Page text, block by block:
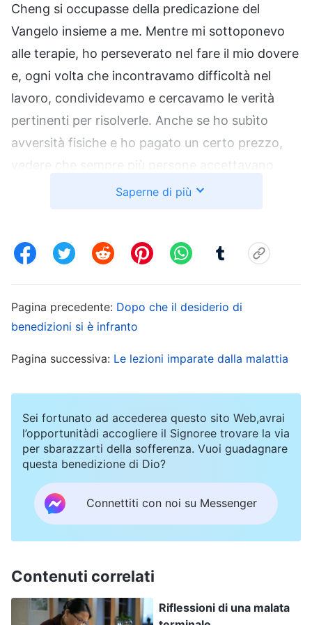
Cheng si occupasse della predicazione del
Vangelo insieme a me. Mentre mi sottoponevo
alle terapie, ho perseverato nel fare il mio dovere
e, ogni volta che incontravamo difficoltà nel
lavoro, condividevamo e cercavamo le verità
pertinenti per risolverle. Anche se ho subìto
avversità fisiche e ho pagato un certo prezzo,
vedere che sempre più persone accettavano
l’opera di Dio degli ultimi giorni mi rendeva molto
alto, forse Dio mi proteggerà e la malattia
sentivo stanco ogni giorno, provavo una
ulteriormente, così sono andato a fare un altro
peggiorata e che dovevo essere ricoverato
immediatamente, altrimenti la patologia avrebbe
continuato a progredire e sarebbe diventata
Partito comunista, il ricovero in ospedale
avrebbe esposto la mia identità, mettendomi in
pericolo, così ho dovuto affidarmi a farmaci e
trattamenti per via endovenosa, ma le mie
tempo sono diventato parecchio debole e mi
Saperne di più
Pagina precedente: Dopo che il desiderio di
benedizioni si è infranto
Pagina successiva: Le lezioni imparate dalla malattia
Sei fortunato ad accederea questo sito Web,avrai
l’opportunitàdi accogliere il Signoree trovare la via
per sbarazzarti della sofferenza. Vuoi guadagnare
questa benedizione di Dio?
Connettiti con noi su Messenger
Contenuti correlati
Riflessioni di una malata